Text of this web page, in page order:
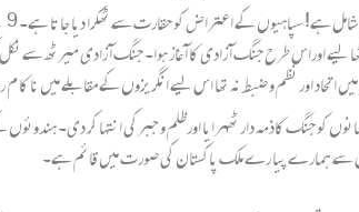
لیے اوراس طرح جنگ آ زادی کا آ غاز ہوا۔ جنگ آ زادی میرٹھ سے
اور نظم و ضبط نہ تھا اس لیے انگریزوں کے مقابلے میں نا
جنگ کاذمہ دار ٹھہرایا اورظلم و جبرکی انتہا کر دی۔
فضل سے ہمارے پیا رے ملک پاکستان کی صورت میں قائم ہے۔